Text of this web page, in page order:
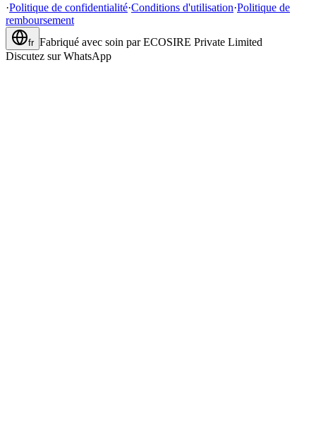
·Politique de confidentialité·Conditions d'utilisation·Politique de
remboursement
fr Fabriqué avec soin par ECOSIRE Private Limited
Discutez sur WhatsApp